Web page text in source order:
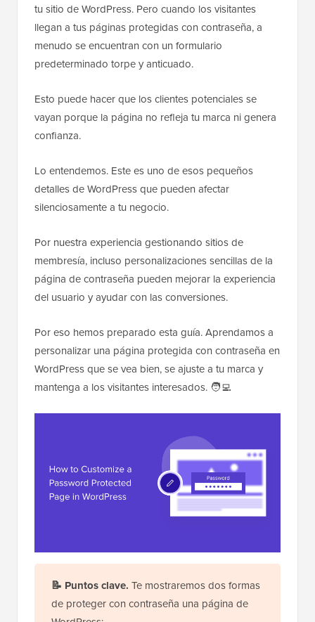
tu sitio de WordPress. Pero cuando los visitantes
llegan a tus páginas protegidas con contraseña, a
menudo se encuentran con un formulario
predeterminado torpe y anticuado.
Esto puede hacer que los clientes potenciales se
vayan porque la página no refleja tu marca ni genera
confianza.
Lo entendemos. Este es uno de esos pequeños
detalles de WordPress que pueden afectar
silenciosamente a tu negocio.
Por nuestra experiencia gestionando sitios de
membresía, incluso personalizaciones sencillas de la
página de contraseña pueden mejorar la experiencia
del usuario y ayudar con las conversiones.
Por eso hemos preparado esta guía. Aprendamos a
personalizar una página protegida con contraseña en
WordPress que se vea bien, se ajuste a tu marca y
mantenga a los visitantes interesados. 🧑‍💻
📝 Puntos clave. Te mostraremos dos formas
de proteger con contraseña una página de